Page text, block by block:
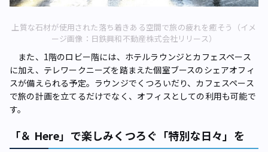
上質な石材が使用された落ち着きある空間で旅の疲れを癒そう（イメ
ージ画像：日鉄興和不動産株式会社リリース）
また、1階のロビー階には、ホテルラウンジとカフェスペース
に加え、テレワークニーズを踏まえた個室ブースのシェアオフィ
スが備えられる予定。ラウンジでくつろいだり、カフェスペース
で旅の計画を立てるだけでなく、オフィスとしての利用も可能で
す。
「＆ Here」で楽しみくつろぐ「特別な日々」を